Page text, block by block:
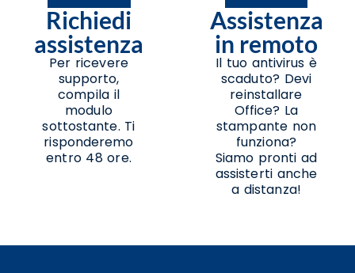
Richiedi
assistenza
Per ricevere
supporto,
compila il
modulo
sottostante. Ti
risponderemo
entro 48 ore.
Assistenza
in remoto
Il tuo antivirus è
scaduto? Devi
reinstallare
Office? La
stampante non
funziona?
Siamo pronti ad
assisterti anche
a distanza!